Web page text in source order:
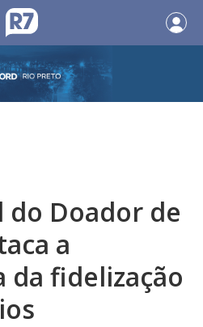
do Doador de
a
fidelização